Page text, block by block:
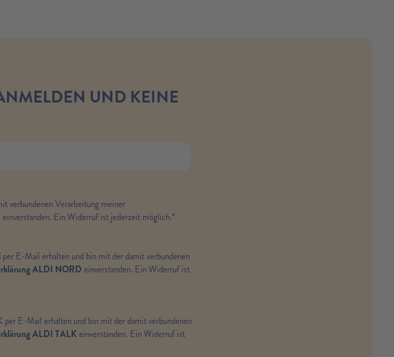
UND KEINE
verbundenen Verarbeitung meiner
einverstanden. Ein Widerruf ist jederzeit möglich.*
E-Mail erhalten und bin mit der damit verbundenen
ALDI NORD einverstanden. Ein Widerruf ist
E-Mail erhalten und bin mit der damit verbundenen
ALDI TALK einverstanden. Ein Widerruf ist